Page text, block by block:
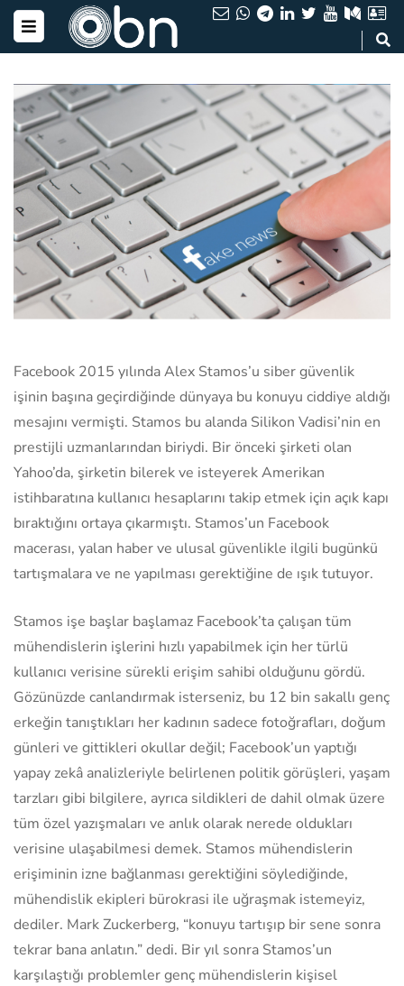
Facebook 2015 yılında Alex Stamos’u siber güvenlik
işinin başına geçirdiğinde dünyaya bu konuyu ciddiye aldığı
mesajını vermişti. Stamos bu alanda Silikon Vadisi’nin en
prestijli uzmanlarından biriydi. Bir önceki şirketi olan
Yahoo’da, şirketin bilerek ve isteyerek Amerikan
istihbaratına kullanıcı hesaplarını takip etmek için açık kapı
bıraktığını ortaya çıkarmıştı. Stamos’un Facebook
macerası, yalan haber ve ulusal güvenlikle ilgili bugünkü
tartışmalara ve ne yapılması gerektiğine de ışık tutuyor.
Stamos işe başlar başlamaz Facebook’ta çalışan tüm
mühendislerin işlerini hızlı yapabilmek için her türlü
kullanıcı verisine sürekli erişim sahibi olduğunu gördü.
Gözünüzde canlandırmak isterseniz, bu 12 bin sakallı genç
erkeğin tanıştıkları her kadının sadece fotoğrafları, doğum
günleri ve gittikleri okullar değil; Facebook’un yaptığı
yapay zekâ analizleriyle belirlenen politik görüşleri, yaşam
tarzları gibi bilgilere, ayrıca sildikleri de dahil olmak üzere
tüm özel yazışmaları ve anlık olarak nerede oldukları
verisine ulaşabilmesi demek. Stamos mühendislerin
erişiminin izne bağlanması gerektiğini söylediğinde,
mühendislik ekipleri bürokrasi ile uğraşmak istemeyiz,
dediler. Mark Zuckerberg, “konuyu tartışıp bir sene sonra
tekrar bana anlatın.” dedi. Bir yıl sonra Stamos’un
karşılaştığı problemler genç mühendislerin kişisel